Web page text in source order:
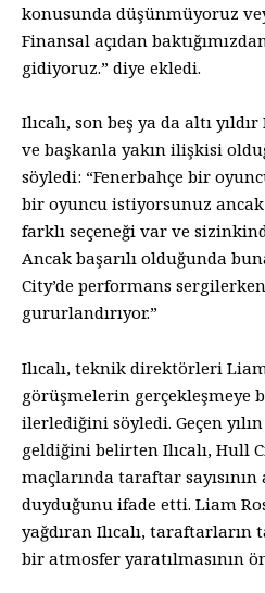
konusunda düşünmüyoruz
Finansal açıdan
gidiyoruz.” diye ekledi.
Ilıcalı, son beş ya da altı
ve başkanla yakın ilişkisi
söyledi: “Fenerbahçe bir
bir oyuncu istiyorsunuz
farklı seçeneği var ve
Ancak başarılı olduğunda
City’de performans
gururlandırıyor.”
Ilıcalı, teknik direktörleri
görüşmelerin gerçekleşmeye
ilerlediğini söyledi. Geçen
geldiğini belirten Ilıcalı, Hull
maçlarında taraftar
duyduğunu ifade etti. Liam
yağdıran Ilıcalı, taraftarların
bir atmosfer yaratılmasının